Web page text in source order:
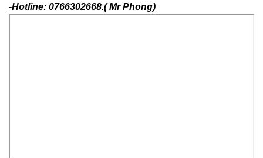
-Hotline: 0766302668.( Mr Phong)